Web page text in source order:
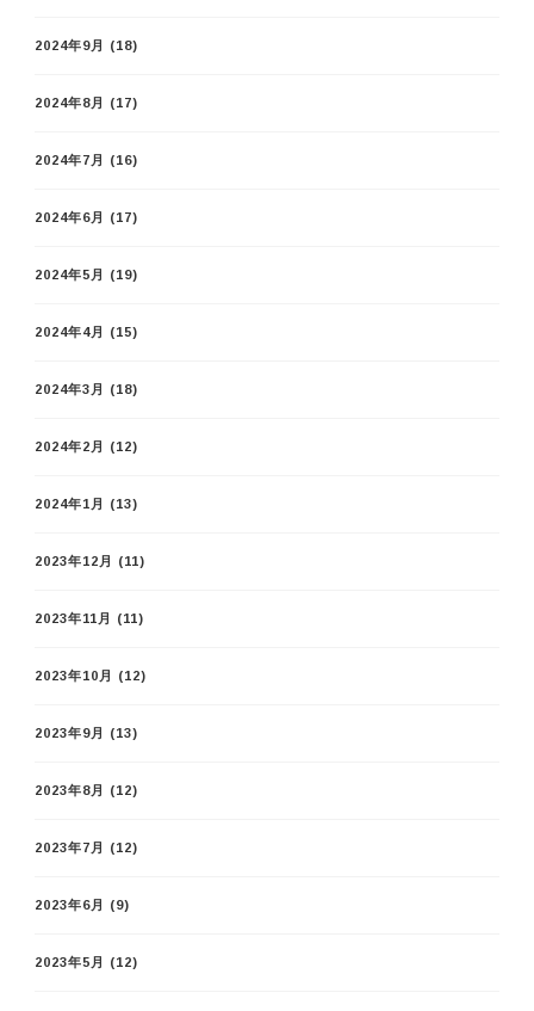
2024年9月 (18)
2024年8月 (17)
2024年7月 (16)
2024年6月 (17)
2024年5月 (19)
2024年4月 (15)
2024年3月 (18)
2024年2月 (12)
2024年1月 (13)
2023年12月 (11)
2023年11月 (11)
2023年10月 (12)
2023年9月 (13)
2023年8月 (12)
2023年7月 (12)
2023年6月 (9)
2023年5月 (12)